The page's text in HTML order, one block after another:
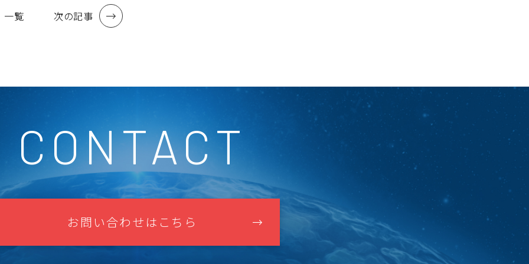
一覧 次の記事
CONTACT
お問い合わせはこちら